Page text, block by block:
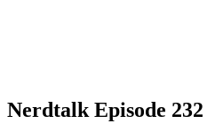
Nerdtalk Episode 232